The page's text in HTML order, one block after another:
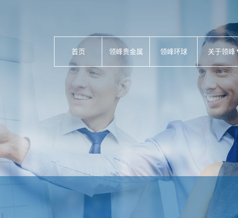
首页 领峰贵金属 领峰环球 关于领峰